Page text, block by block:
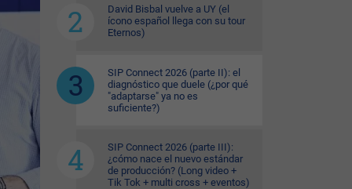
David Bisbal vuelve a UY (el
ícono español llega con su tour
Eternos)
SIP Connect 2026 (parte II): el
diagnóstico que duele (¿por qué
"adaptarse" ya no es
suficiente?)
SIP Connect 2026 (parte III):
¿cómo nace el nuevo estándar
de producción? (Long video +
Tik Tok + multi cross + eventos)